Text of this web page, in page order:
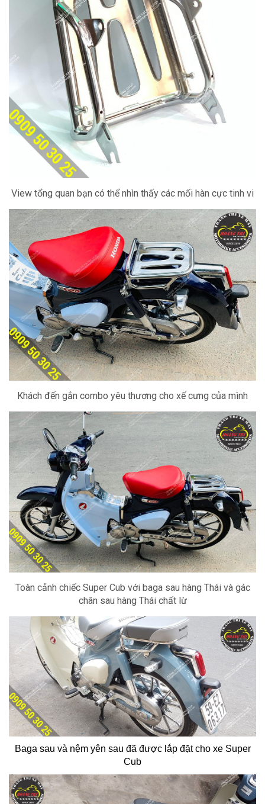
View tổng quan bạn có thể nhìn thấy các mối hàn cực tinh vi
Khách đến gắn combo yêu thương cho xế cưng của mình
Toàn cảnh chiếc Super Cub với baga sau hàng Thái và gác
chân sau hàng Thái chất lừ
Baga sau và nệm yên sau đã được lắp đặt cho xe Super
Cub